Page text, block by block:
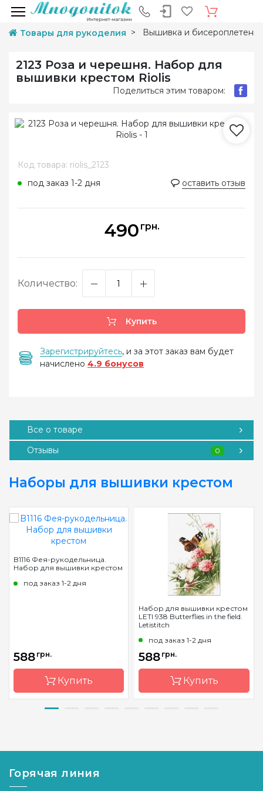
Товары для рукоделия Вышивка и
2123 Роза и черешня. Набор для
вышивки крестом Riolis
Поделиться этим товаром:
Код товара: riolis_2123
под заказ 1-2 дня
оставить отзыв
490 грн.
Количество:
Купить
Зарегистрируйтесь, и за этот заказ вам будет
начислено 4.9 бонусов
Все о товаре
Отзывы
0
Наборы для вышивки крестом
B1116 Фея-рукодельница.
Набор для вышивки крестом
под заказ 1-2 дня
588 грн.
Купить
Страна-
Молдова
Размер
29х19,5
Набор для вышивки крестом
LETI 938 Butterflies in the field.
Letistitch
под заказ 1-2 дня
588 грн.
Купить
Страна-
Молдова
Горячая линия